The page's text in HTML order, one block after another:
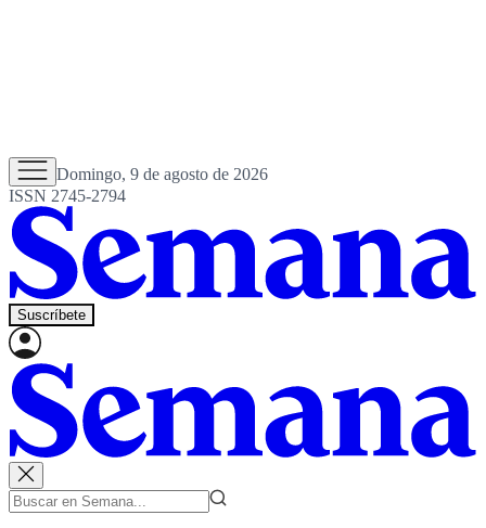
Domingo, 9 de agosto de 2026
ISSN 2745-2794
Suscríbete